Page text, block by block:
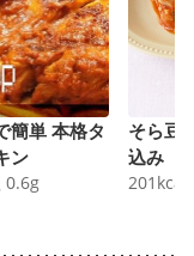
簡単 本格タ
ン
0.6g
そら豆
込み
201 kcal